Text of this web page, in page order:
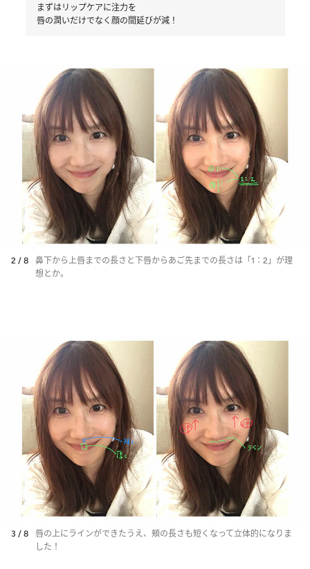
まずはリップケアに注力を
唇の潤いだけでなく顔の間延びが減！
2 / 8
鼻下から上唇までの長さと下唇からあご先までの長さは「1：2」が理
想とか。
3 / 8
唇の上にラインができたうえ、頬の長さも短くなって立体的になりま
した！